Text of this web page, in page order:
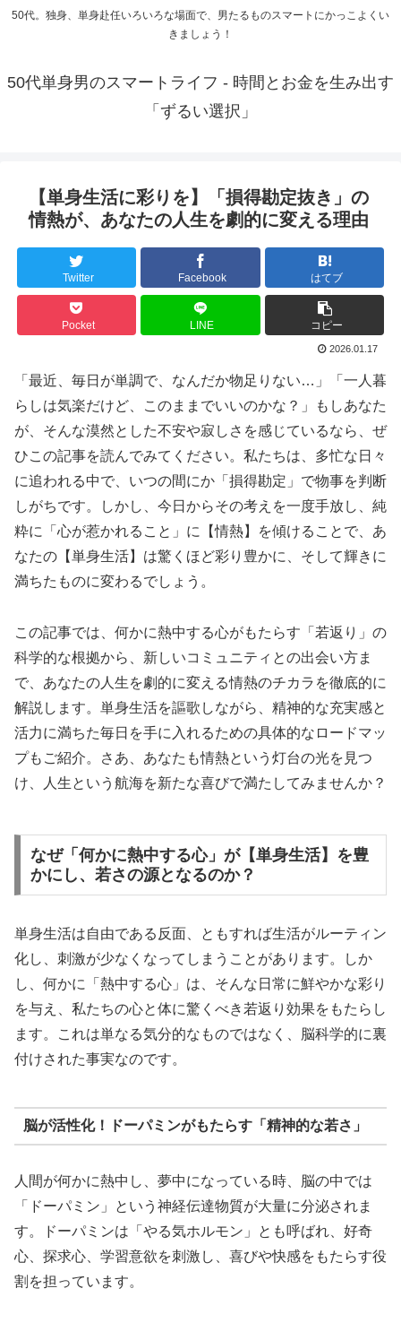
50代。独身、単身赴任いろいろな場面で、男たるものスマートにかっこよくい
きましょう！
50代単身男のスマートライフ - 時間とお金を生み出す
「ずるい選択」
【単身生活に彩りを】「損得勘定抜き」の
情熱が、あなたの人生を劇的に変える理由
Twitter Facebook はてブ
Pocket LINE コピー
2026.01.17
「最近、毎日が単調で、なんだか物足りない…」「一人暮
らしは気楽だけど、このままでいいのかな？」もしあなた
が、そんな漠然とした不安や寂しさを感じているなら、ぜ
ひこの記事を読んでみてください。私たちは、多忙な日々
に追われる中で、いつの間にか「損得勘定」で物事を判断
しがちです。しかし、今日からその考えを一度手放し、純
粋に「心が惹かれること」に【情熱】を傾けることで、あ
なたの【単身生活】は驚くほど彩り豊かに、そして輝きに
満ちたものに変わるでしょう。
この記事では、何かに熱中する心がもたらす「若返り」の
科学的な根拠から、新しいコミュニティとの出会い方ま
で、あなたの人生を劇的に変える情熱のチカラを徹底的に
解説します。単身生活を謳歌しながら、精神的な充実感と
活力に満ちた毎日を手に入れるための具体的なロードマッ
プもご紹介。さあ、あなたも情熱という灯台の光を見つ
け、人生という航海を新たな喜びで満たしてみませんか？
なぜ「何かに熱中する心」が【単身生活】を豊
かにし、若さの源となるのか？
単身生活は自由である反面、ともすれば生活がルーティン
化し、刺激が少なくなってしまうことがあります。しか
し、何かに「熱中する心」は、そんな日常に鮮やかな彩り
を与え、私たちの心と体に驚くべき若返り効果をもたらし
ます。これは単なる気分的なものではなく、脳科学的に裏
付けされた事実なのです。
脳が活性化！ドーパミンがもたらす「精神的な若さ」
人間が何かに熱中し、夢中になっている時、脳の中では
「ドーパミン」という神経伝達物質が大量に分泌されま
す。ドーパミンは「やる気ホルモン」とも呼ばれ、好奇
心、探求心、学習意欲を刺激し、喜びや快感をもたらす役
割を担っています。